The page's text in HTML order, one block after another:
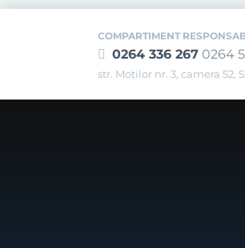
COMPARTIMENT
0264 336 267 0264
str. Moților nr. 3, camera 52,